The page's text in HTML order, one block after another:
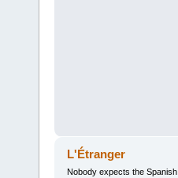
L'Étranger
Nobody expects the Spanish